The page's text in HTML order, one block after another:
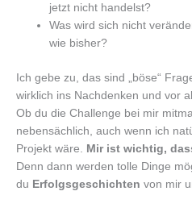
jetzt nicht handelst?
Was wird sich nicht
wie bisher?
Ich gebe zu, das sind „böse“
wirklich ins Nachdenken und vor
Ob du die Challenge bei mir
nebensächlich, auch wenn ich
Projekt wäre. Mir ist wichtig,
Denn dann werden tolle Dinge
du Erfolgsgeschichten von mir